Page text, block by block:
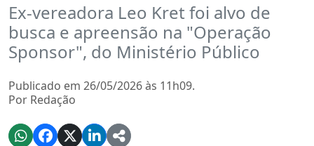
Ex-vereadora Leo Kret foi alvo de
busca e apreensão na "Operação
Sponsor", do Ministério Público
Publicado em 26/05/2026 às 11h09.
Por Redação